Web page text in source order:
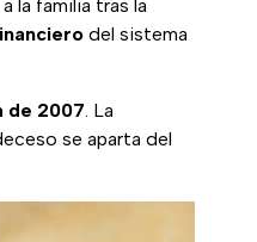
la familia tras la
del sistema
de 2007. La
se aparta del